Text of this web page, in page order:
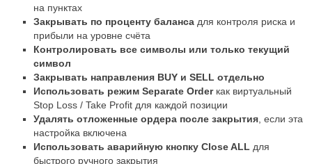
на пунктах
Закрывать по проценту баланса для контроля риска и
прибыли на уровне счёта
Контролировать все символы или только текущий
символ
Закрывать направления BUY и SELL отдельно
Использовать режим Separate Orderкак виртуальный
Stop Loss / Take Profit для каждой позиции
Удалять отложенные ордера после закрытия , если эта
настройка включена
Использовать аварийную кнопку Close ALL для
быстрого ручного закрытия